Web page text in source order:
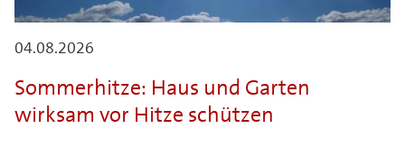
04.08.2026
Sommerhitze: Haus und Garten
wirksam vor Hitze schützen